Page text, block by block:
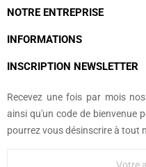
NOTRE ENTREPRISE
INFORMATIONS
INSCRIPTION NEWSLETTER
Recevez une fois par mois
ainsi qu'un code de bienvenue
pourrez vous désinscrire à tout